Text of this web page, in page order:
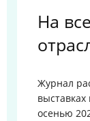
На
Журнал
осенью